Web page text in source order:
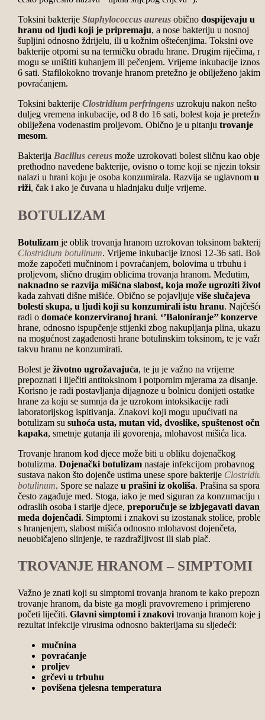
Toksini bakterije Staphylococcus aureusobično dospijevaju u
hranu od ljudi koji je pripremaju, a nose bakteriju u nosnoj
šupljini odnosno ždrijelu, ili u kožnim oštećenjima. Toksini ove
bakterije otporni su na termičku obradu hrane. Drugim riječima,
mogu se uništiti kuhanjem ili pečenjem. Vrijeme inkubacije iznosi
6 sati. Stafilokokno trovanje hranom pretežno je obilježeno jakim
povraćanjem.
Toksini bakterije Clostridium perfringensuzrokuju nakon nešto
duljeg vremena inkubacije, od 8 do 16 sati, bolest koja je pretežno
obilježena vodenastim proljevom. Obično je u pitanju trovanje
mesom.
Bakterija Bacillus cereusmože uzrokovati bolest sličnu kao obje
prethodno navedene bakterije, ovisno o tome koji se njezin toksin
nalazi u hrani koju je osoba konzumirala. Razvija se uglavnom u
riži, čak i ako je čuvana u hladnjaku dulje vrijeme.
BOTULIZAM
Botulizamje oblik trovanja hranom uzrokovan toksinom bakterije
Clostridium botulinum. Vrijeme inkubacije iznosi 12-36 sati.
može započeti mučninom i povraćanjem, bolovima u trbuhu i
proljevom, slično drugim oblicima trovanja hranom. Međutim,
naknadno se razvija mišićna slabost, koja može ugroziti život
kada zahvati dišne mišiće. Obično se pojavljuje više slučajeva
bolesti skupa, u ljudi koji su konzumirali istu hranu. Najčešće
radi o domaće konzerviranoj hrani. ‘’Baloniranje’’ konzerve
hrane, odnosno ispupčenje stijenki zbog nakupljanja plina,
na mogućnost zagađenosti hrane botulinskim toksinom, te je
takvu hranu ne konzumirati.
Bolest je životno ugrožavajuća, te ju je važno na vrijeme
prepoznati i liječiti antitoksinom i potpornim mjerama za disanje.
Korisno je radi postavljanja dijagnoze u bolnicu donijeti ostatke
hrane za koju se sumnja da je uzrokom intoksikacije radi
laboratorijskog ispitivanja. Znakovi koji mogu upućivati na
botulizam su suhoća usta, mutan vid, dvoslike, spuštenost
kapaka, smetnje gutanja ili govorenja, mlohavost mišića lica.
Trovanje hranom kod djece može biti u obliku dojenačkog
botulizma. Dojenački botulizamnastaje infekcijom probavnog
sustava nakon što dojenče ustima unese spore bakterije
botulinum. Spore se nalaze u prašini iz okoliša. Prašina sa
često zagađuje med. Stoga, iako je med siguran za konzumaciju u
odraslih osoba i starije djece, preporučuje se izbjegavati
meda dojenčadi. Simptomi i znakovi su izostanak stolice,
s hranjenjem, slabost mišića odnosno mlohavost dojenčeta,
neuobičajeno slinjenje, te razdražljivost ili slab plač.
TROVANJE HRANOM – SIMPTOMI
Važno je znati koji su simptomi trovanja hranom te kako
trovanje hranom, da biste ga mogli pravovremeno i primjereno
početi liječiti. Glavni simptomi i znakovitrovanja hranom koje je
rezultat infekcije virusima odnosno bakterijama su sljedeći:
mučnina
povraćanje
proljev
grčevi u trbuhu
povišena tjelesna temperatura